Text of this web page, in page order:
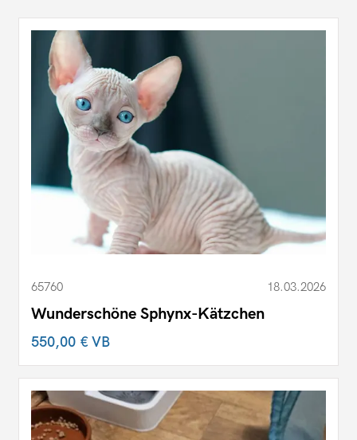
65760 18.03.2026
Wunderschöne Sphynx-Kätzchen
550,00 €VB